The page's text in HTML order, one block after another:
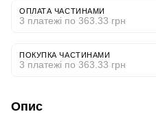
ОПЛАТА ЧАСТИНАМИ
3 платежі по 363.33 грн
ПОКУПКА ЧАСТИНАМИ
3 платежі по 363.33 грн
Опис